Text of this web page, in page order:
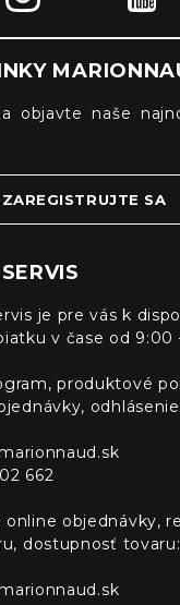
objavte naše
ZAREGISTRUJTE SA
je pre vás k
v čase od 9:00
produktové
662
online objednávky,
dostupnosť tovaru: